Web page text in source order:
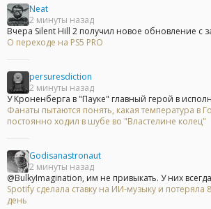
Neat
2 минуты назад
Вчера Silent Hill 2 получил новое обновление с
О переходе на PS5 PRO
persuresdiction
2 минуты назад
У Кроненберга в "Пауке" главный герой в
Фанаты пытаются понять, какая температура в
постоянно ходил в шубе во "Властелине колец"
Godisanastronaut
2 минуты назад
@BulkyImagination, им не привыкать. У них
Spotify сделала ставку на ИИ-музыку и потеряла
день